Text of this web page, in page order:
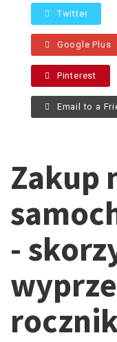
Twitter
Google Plus
Pinterest
Email to a
Zakup
-